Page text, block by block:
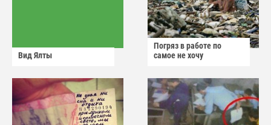
Вид Ялты
Погряз в работе по
самое не хочу